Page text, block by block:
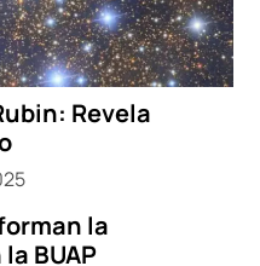
Revela
la
BUAP